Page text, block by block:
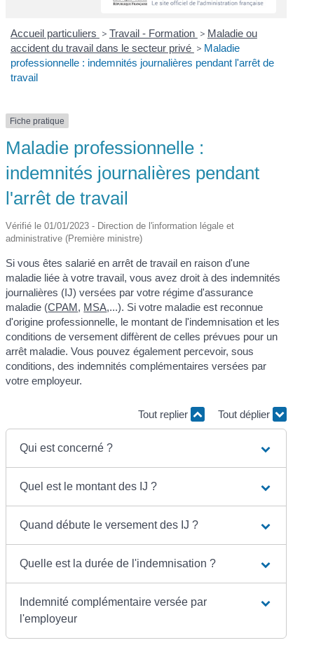
Accueil particuliers > Travail - Formation > Maladie ou
accident du travail dans le secteur privé > Maladie
professionnelle : indemnités journalières pendant l'arrêt de
travail
Fiche pratique
Maladie professionnelle :
indemnités journalières pendant
l'arrêt de travail
Vérifié le 01/01/2023 - Direction de l'information légale et
administrative (Première ministre)
Si vous êtes salarié en arrêt de travail en raison d'une
maladie liée à votre travail, vous avez droit à des indemnités
journalières (IJ) versées par votre régime d'assurance
maladie (CPAM, MSA,...). Si votre maladie est reconnue
d'origine professionnelle, le montant de l'indemnisation et les
conditions de versement diffèrent de celles prévues pour un
arrêt maladie. Vous pouvez également percevoir, sous
conditions, des indemnités complémentaires versées par
votre employeur.
Tout replier Tout déplier
Qui est concerné ?
Quel est le montant des IJ ?
Quand débute le versement des IJ ?
Quelle est la durée de l'indemnisation ?
Indemnité complémentaire versée par
l'employeur